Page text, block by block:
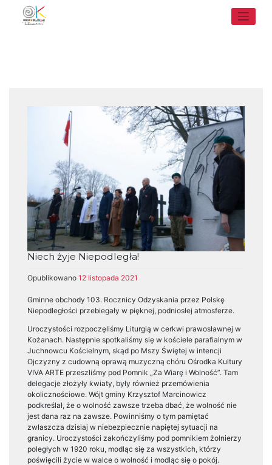
content
Niech żyje Niepodległa!
Opublikowano 12 listopada 2021
Gminne obchody 103. Rocznicy Odzyskania przez Polskę
Niepodległości przebiegały w pięknej, podniosłej atmosferze.
Uroczystości rozpoczęliśmy Liturgią w cerkwi prawosławnej w
Kożanach. Następnie spotkaliśmy się w kościele parafialnym w
Juchnowcu Kościelnym, skąd po Mszy Świętej w intencji
Ojczyzny z cudowną oprawą muzyczną chóru Ośrodka Kultury
VIVA ARTE przeszliśmy pod Pomnik „Za Wiarę i Wolność”. Tam
delegacje złożyły kwiaty, były również przemówienia
okolicznościowe. Wójt gminy Krzysztof Marcinowicz
podkreślał, że o wolność zawsze trzeba dbać, że wolność nie
jest dana raz na zawsze. Powinniśmy o tym pamiętać
zwłaszcza dzisiaj w niebezpiecznie napiętej sytuacji na
granicy. Uroczystości zakończyliśmy pod pomnikiem żołnierzy
poległych w 1920 roku, modląc się za wszystkich, którzy
poświęcili życie w walce o wolność i modląc się o pokój.